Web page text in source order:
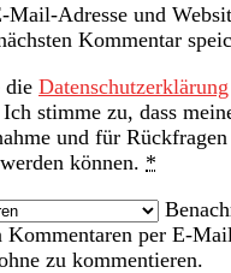
Mail-Adresse und
Kommentar
die Datenschutzerklärung
stimme zu, dass
und für
können. *
Kommentaren per E-
zu kommentieren.